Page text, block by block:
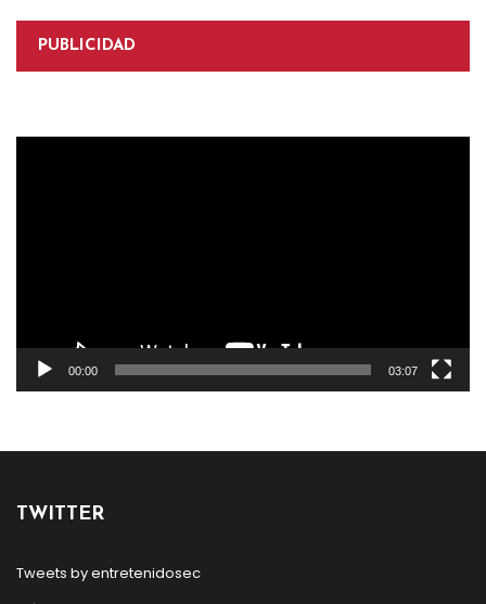
PUBLICIDAD
00:00 03:07
TWITTER
Tweets by entretenidosec